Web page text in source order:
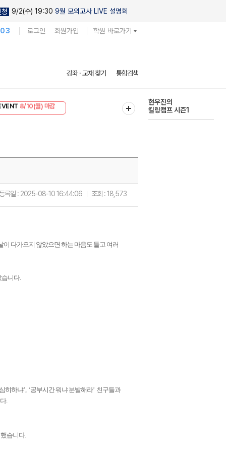
청 9/2(수) 19:30 9월 모의고사 LIVE 설명회
로그인 회원가입 학원 바로가기
강좌 · 교재 찾기 통합검색
미엄 308/10(월) 마감
현우진의
킬링캠프 시즌1
등록일 : 2025-08-10 16:44:06 조회 :18,573
이 다가오지 않았으면 하는 마음도 들고 여러
습니다.
히하냐’, ‘공부시간 뭐냐 분발해라’ 친구들과
.
습니다.